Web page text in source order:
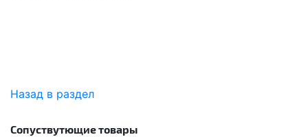
Назад в раздел
Сопуствутющие товары